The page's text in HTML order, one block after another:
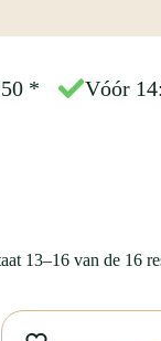
* Vóór
13–16 van de 16